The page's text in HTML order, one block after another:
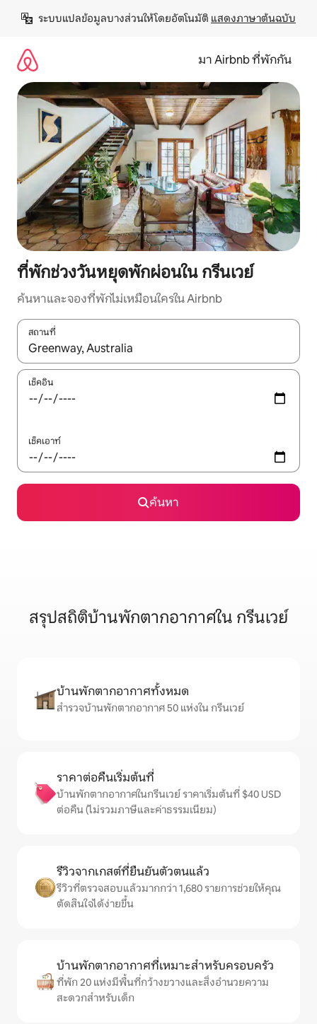
เนื้อหา
ระบบแปลข้อมูลบางส่วนให้โดยอัตโนมัติ แสดงภาษาต้นฉบับ
มา Airbnb ที่พักกัน
ที่พักช่วงวันหยุดพักผ่อนใน กรีนเวย์
ค้นหาและจองที่พักไม่เหมือนใครใน Airbnb
สถานที่
ใช้ลูกศรขึ้นลง หรือใช้การสัมผัสหรือปัด เพื่อสำรวจผลการค้นหา
เช็คอิน
เช็คเอาท์
ค้นหา
สรุปสถิติบ้านพักตากอากาศใน กรีนเวย์
บ้านพักตากอากาศทั้งหมด
สำรวจบ้านพักตากอากาศ 50 แห่งใน กรีนเวย์
ราคาต่อคืนเริ่มต้นที่
บ้านพักตากอากาศในกรีนเวย์ ราคาเริ่มต้นที่ $40 USD
ต่อคืน (ไม่รวมภาษีและค่าธรรมเนียม)
รีวิวจากเกสต์ที่ยืนยันตัวตนแล้ว
รีวิวที่ตรวจสอบแล้วมากกว่า 1,680 รายการช่วยให้คุณ
ตัดสินใจได้ง่ายขึ้น
บ้านพักตากอากาศที่เหมาะสำหรับครอบครัว
ที่พัก 20 แห่งมีพื้นที่กว้างขวางและสิ่งอำนวยความ
สะดวกสำหรับเด็ก